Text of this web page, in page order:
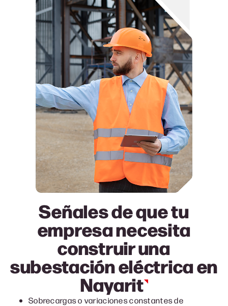
Señales de que tu
empresa necesita
construir una
subestacióneléctrica en
Nayarit
Sobrecargas o variaciones constantes de